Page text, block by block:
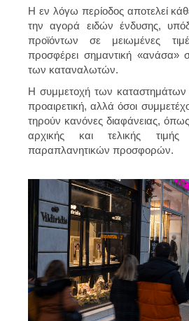
Η εν λόγω περίοδος αποτελεί
την αγορά ειδών ένδυσης,
προϊόντων σε μειωμένες
προσφέρει σημαντική «ανάσα»
των καταναλωτών.
Η συμμετοχή των καταστημάτων
προαιρετική, αλλά όσοι
τηρούν κανόνες διαφάνειας,
αρχικής και τελικής
παραπλανητικών προσφορών.